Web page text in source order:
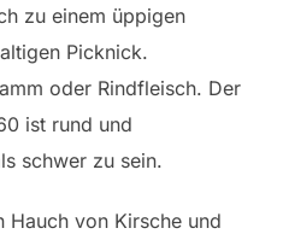
zu einem üppigen
Picknick.
oder Rindfleisch. Der
ist rund und
schwer zu sein.
Hauch von Kirsche und